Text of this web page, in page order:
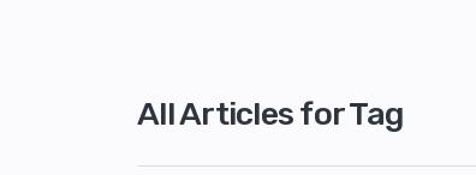
All Articles for Tag